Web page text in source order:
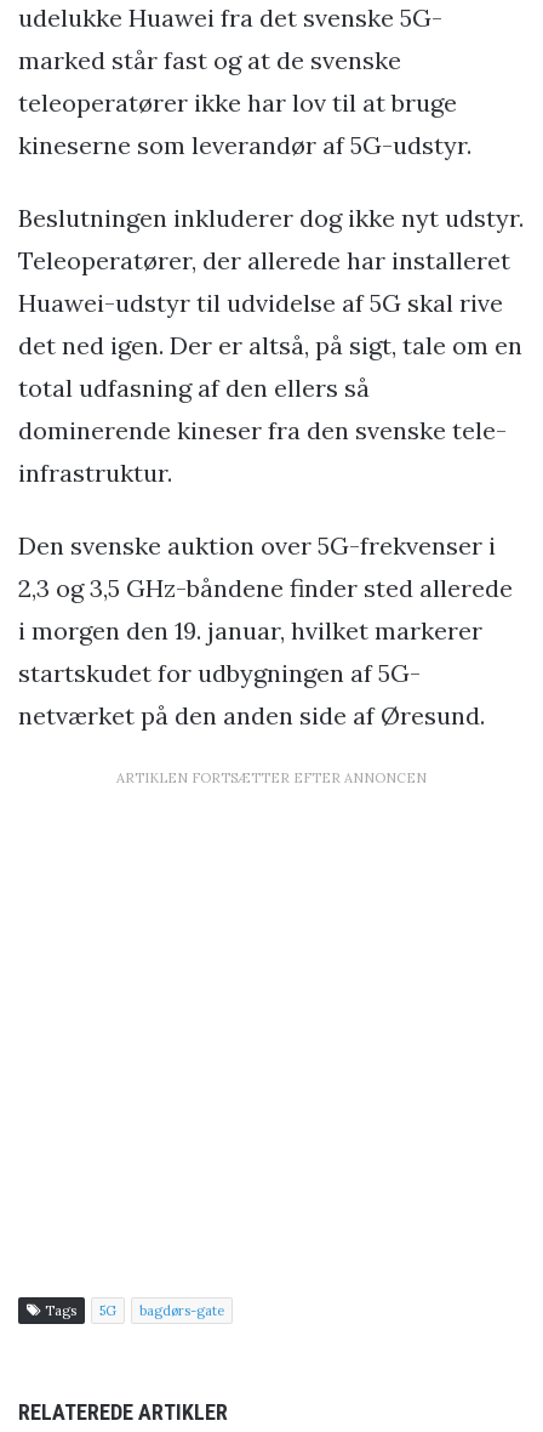
udelukke Huawei fra det svenske 5G-
marked står fast og at de svenske
teleoperatører ikke har lov til at bruge
kineserne som leverandør af 5G-udstyr.
Beslutningen inkluderer dog ikke nyt udstyr.
Teleoperatører, der allerede har installeret
Huawei-udstyr til udvidelse af 5G skal rive
det ned igen. Der er altså, på sigt, tale om en
total udfasning af den ellers så
dominerende kineser fra den svenske tele-
infrastruktur.
Den svenske auktion over 5G-frekvenser i
2,3 og 3,5 GHz-båndene finder sted allerede
i morgen den 19. januar, hvilket markerer
startskudet for udbygningen af 5G-
netværket på den anden side af Øresund.
ARTIKLEN FORTSÆTTER EFTER ANNONCEN
Tags 5G bagdørs-gate
RELATEREDE ARTIKLER